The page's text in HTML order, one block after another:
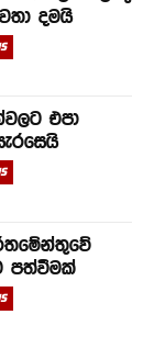
දමයි
එපා
පත්වීමක්